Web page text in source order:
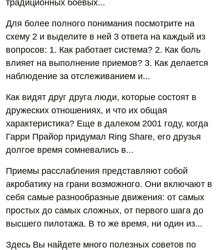
традиционных боевых...
Для более полного понимания посмотрите на
схему 2 и выделите в ней 3 ответа на каждый из
вопросов: 1. Как работает система? 2. Как боль
влияет на выполнение приемов? 3. Как делается
наблюдение за отслеживанием и...
Как видят друг друга люди, которые состоят в
дружеских отношениях, и что их общая
характеристика? Еще в далеком 2001 году, когда
Гарри Прайор придумал Ring Share, его друзья
долгое время сомневались в...
Приемы расслабления представляют собой
акробатику на грани возможного. Они включают в
себя самые разнообразные движения: от самых
простых до самых сложных, от первого шага до
высшего пилотажа. В то же время, ни один из...
Здесь Вы найдете много полезных советов по